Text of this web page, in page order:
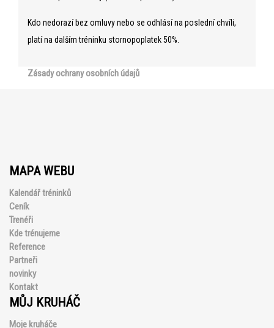
Kdo nedorazí bez omluvy nebo se odhlásí na poslední chvíli,
platí na dalším tréninku stornopoplatek 50%.
Zásady ochrany osobních údajů
MAPA WEBU
Kalendář tréninků
Ceník
Trenéři
Kde trénujeme
Reference
Partneři
novinky
Kontakt
MŮJ KRUHÁČ
Moje kruháče